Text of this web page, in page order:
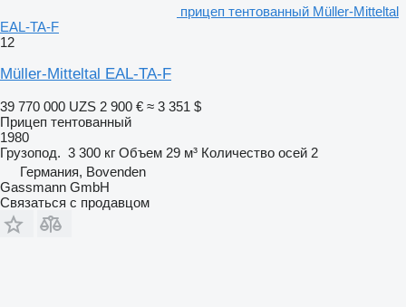
прицеп тентованный Müller-Mitteltal
EAL-TA-F
12
Müller-Mitteltal EAL-TA-F
39 770 000 UZS 2 900 € ≈ 3 351 $
Прицеп тентованный
1980
Грузопод. 3 300 кг Объем 29 м³ Количество осей 2
Германия, Bovenden
Gassmann GmbH
Связаться с продавцом